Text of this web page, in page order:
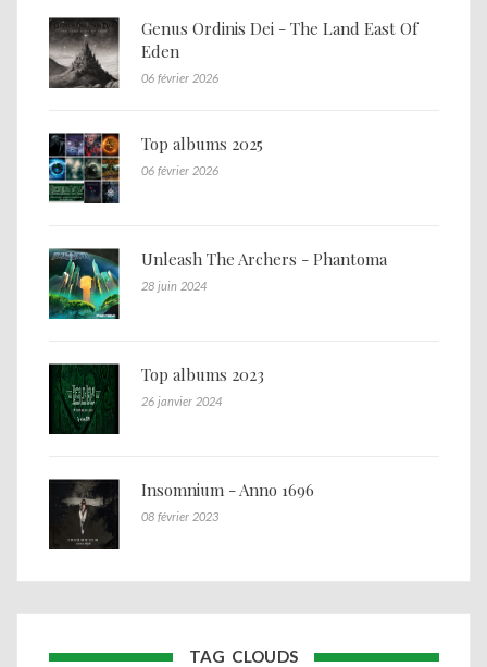
Genus Ordinis Dei - The Land East Of
Eden
06 février 2026
Top albums 2025
06 février 2026
Unleash The Archers - Phantoma
28 juin 2024
Top albums 2023
26 janvier 2024
Insomnium - Anno 1696
08 février 2023
TAG CLOUDS